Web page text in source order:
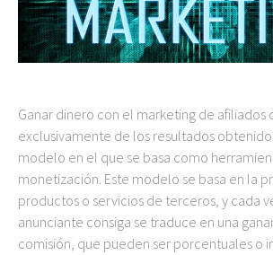
Ganar dinero con el marketing de afiliados
exclusivamente de los resultados
modelo en el que se basa como
monetización. Este modelo se basa en la
productos o servicios de terceros, y cada
anunciante consiga se traduce en una
comisión, que pueden ser porcentuales o